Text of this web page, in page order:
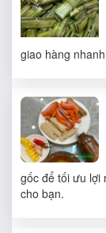
giao hàng
gốc để tối ưu lợi
cho bạn.